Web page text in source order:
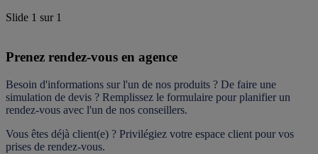
Slide 1 sur 1
Prenez rendez-vous en agence
Besoin d'informations sur l'un de nos produits ? De faire une
simulation de devis ? Remplissez le formulaire pour planifier un
rendez-vous avec l'un de nos conseillers.
Vous êtes déjà client(e) ? Privilégiez votre espace client pour vos
prises de rendez-vous.